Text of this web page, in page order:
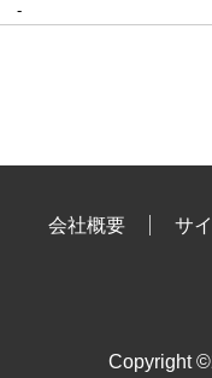
-
会社概要 サ
Copyright